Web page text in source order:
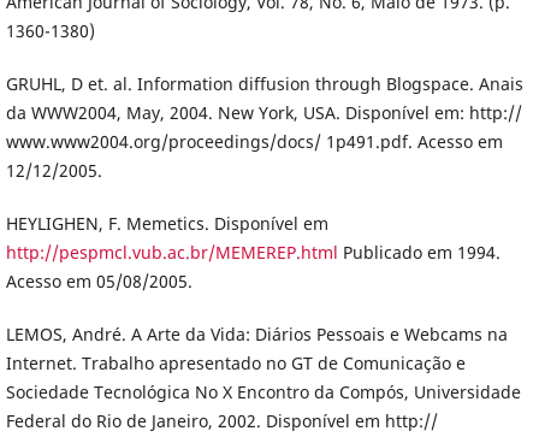
1360-1380)
GRUHL, D et. al. Information diffusion through Blogspace. Anais
da WWW2004, May, 2004. New York, USA. Disponível em: http://
www.www2004.org/proceedings/docs/ 1p491.pdf. Acesso em
12/12/2005.
HEYLIGHEN, F. Memetics. Disponível em
http://pespmcl.vub.ac.br/MEMEREP.html Publicado em 1994.
Acesso em 05/08/2005.
LEMOS, André. A Arte da Vida: Diários Pessoais e Webcams na
Internet. Trabalho apresentado no GT de Comunicação e
Sociedade Tecnológica No X Encontro da Compós, Universidade
Federal do Rio de Janeiro, 2002. Disponível em http://